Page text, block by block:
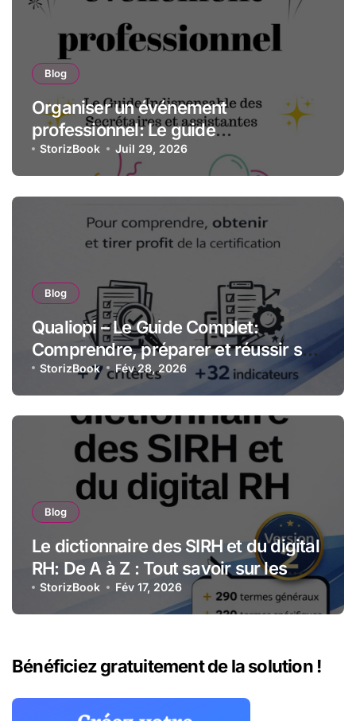
Blog
Organiser un événement
professionnel: Le guide
indispensable des assistantes et
secrétaires
StorizBook Juil 29, 2026
Blog
Qualiopi – Le Guide Complet:
Comprendre, préparer et réussir sa
certification qualité pour les
organismes de formation
StorizBook Fév 28, 2026
Blog
Le dictionnaire des SIRH et du digital
RH: De A à Z : Tout savoir sur les
technologies et stratégies RH
numériques
StorizBook Fév 17, 2026
Bénéficiez gratuitement de la solution !